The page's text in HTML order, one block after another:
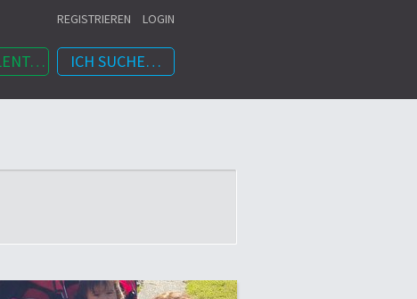
REGISTRIEREN LOGIN
ICH SUCHE…